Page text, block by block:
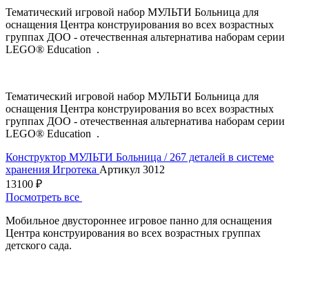
Тематический игровой набор МУЛЬТИ Больница для
оснащения Центра конструирования во всех возрастных
группах ДОО - отечественная альтернатива наборам серии
LEGO® Education .
Тематический игровой набор МУЛЬТИ Больница для
оснащения Центра конструирования во всех возрастных
группах ДОО - отечественная альтернатива наборам серии
LEGO® Education .
Конструктор МУЛЬТИ Больница / 267 деталей в системе
хранения Игротека Артикул 3012
13100 ₽
Посмотреть все
Мобильное двустороннее игровое панно для оснащения
Центра конструирования во всех возрастных группах
детского сада.